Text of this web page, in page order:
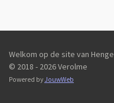
Welkom op de site van
© 2018 - 2026 Verolme
Powered by JouwWeb